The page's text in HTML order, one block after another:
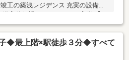
浅レジデンス 充実の設備：
室乾燥機、オートロック完備 【３
見学予約システムに対象日付が指
も原則即日ご対応可能です。定休日
でお客様の見たい知りたいを叶えま
強い！】常時20行以上の金融機関
◆最上階×駅徒歩３分◆すべて